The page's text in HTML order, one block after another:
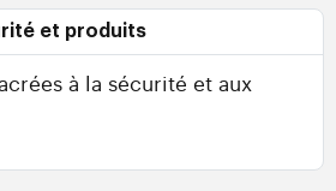
et produits
à la sécurité et aux